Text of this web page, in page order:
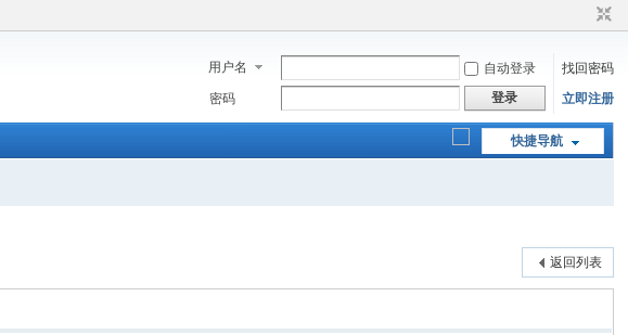
用户名 自动登录
找回密码
密码
登录 立即注册
快捷导航
返回列表